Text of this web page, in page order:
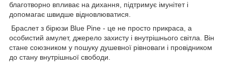
благотворно впливає на дихання, підтримує імунітет і
допомагає швидше відновлюватися.
Браслет з бірюзи Blue Pine - це не просто прикраса, а
особистий амулет, джерело захисту і внутрішнього світла. Він
стане союзником у пошуку душевної рівноваги і провідником
до стану внутрішньої свободи.